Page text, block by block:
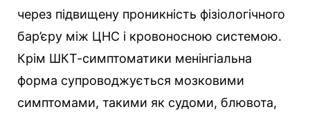
через підвищену проникність фізіологічного
бар’єру між ЦНС і кровоносною системою.
Крім ШКТ-симптоматики менінгіальна
форма супроводжується мозковими
симптомами, такими як судоми, блювота,